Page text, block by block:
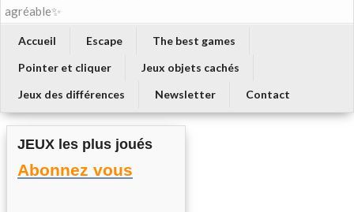
agréable✨
Accueil Escape
The best games
Pointer et cliquer
Jeux objets cachés
Jeux des différences
Newsletter Contact
JEUX les plus joués
Abonnez vous